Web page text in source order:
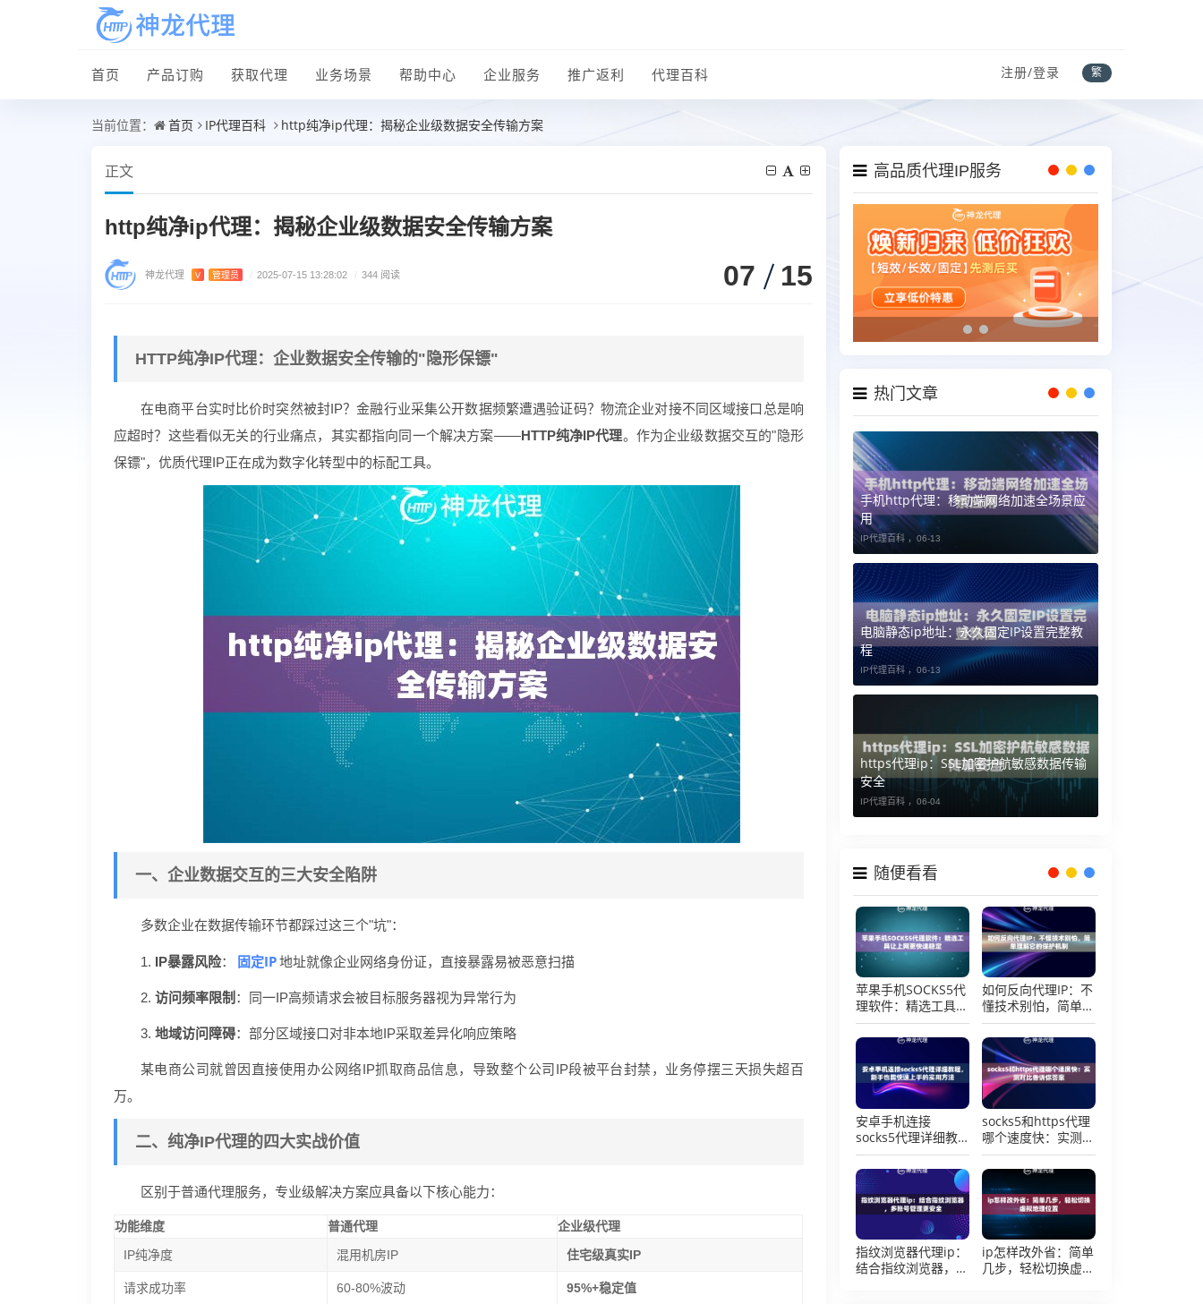
首页 产品订购 获取代理 业务场景 帮助中心 企业服务 推广返利 代理百科 注册/登录 繁
当前位置： 首页 IP代理百科 http纯净ip代理：揭秘企业级数据安全传输方案
正文
http纯净ip代理：揭秘企业级数据安全传输方案
神龙代理 V 管理员 / 2025-07-15 13:28:02 / 344 阅读 07 15
HTTP纯净IP代理：企业数据安全传输的"隐形保镖"
在电商平台实时比价时突然被封IP？金融行业采集公开数据频繁遭遇验证码？物流企业对接不同区域接口总是响
应超时？这些看似无关的行业痛点，其实都指向同一个解决方案——HTTP纯净IP代理。作为企业级数据交互的"隐形
保镖"，优质代理IP正在成为数字化转型中的标配工具。
一、企业数据交互的三大安全陷阱
多数企业在数据传输环节都踩过这三个"坑"：
1. IP暴露风险： 固定IP地址就像企业网络身份证，直接暴露易被恶意扫描
2. 访问频率限制 ：同一IP高频请求会被目标服务器视为异常行为
3. 地域访问障碍：部分区域接口对非本地IP采取差异化响应策略
某电商公司就曾因直接使用办公网络IP抓取商品信息，导致整个公司IP段被平台封禁，业务停摆三天损失超百
万。
二、纯净IP代理的四大实战价值
区别于普通代理服务，专业级解决方案应具备以下核心能力：
功能维度 普通代理
企业级代理
IP纯净度
混用机房IP 住宅级真实IP
请求成功率 60-80%波动 95%+稳定值
高品质代理IP服务
热门文章
手机http代理：移动端网络加速全场景应
用
IP代理百科 ， 06-13
电脑静态ip地址：永久固定IP设置完整教
程
IP代理百科 ， 06-13
https代理ip：SSL加密护航敏感数据传输
安全
IP代理百科 ， 06-04
随便看看
苹果手机SOCKS5代
理软件：精选工具让
上网更快速稳定
如何反向代理IP：不
懂技术别怕，简单理
解它的保护机制
安卓手机连接
socks5代理详细教
程，新手也能快速上
手的实用方法
socks5和https代理
哪个速度快：实测对
比告诉你答案
指纹浏览器代理ip：
结合指纹浏览器，多
ip怎样改外省：简单
几步，轻松切换虚拟